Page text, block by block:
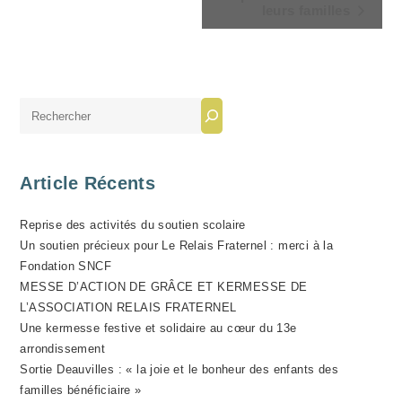
N
V
È
N
E
M
E
N
T
Article Récents
Reprise des activités du soutien scolaire
Un soutien précieux pour Le Relais Fraternel : merci à la
Fondation SNCF
MESSE D’ACTION DE GRÂCE ET KERMESSE DE
L’ASSOCIATION RELAIS FRATERNEL
Une kermesse festive et solidaire au cœur du 13e
arrondissement
Sortie Deauvilles : « la joie et le bonheur des enfants des
familles bénéficiaire »